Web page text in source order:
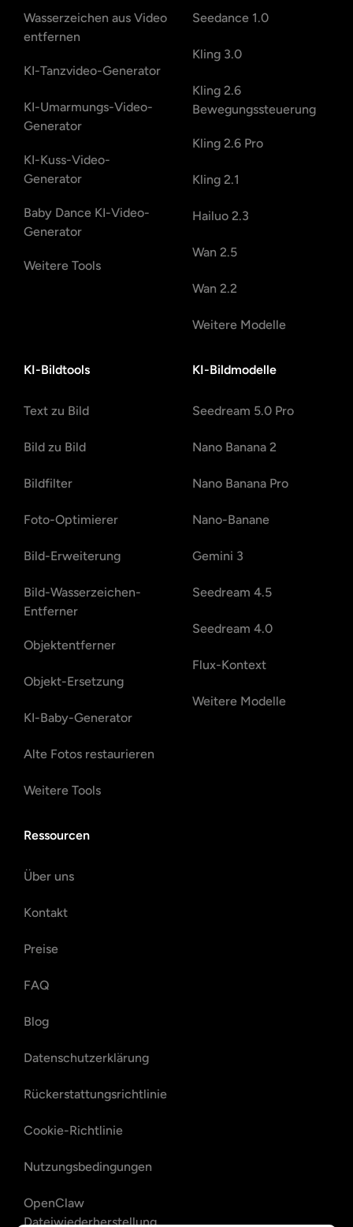
Wasserzeichen aus Video
entfernen
KI-Tanzvideo-Generator
KI-Umarmungs-Video-
Generator
KI-Kuss-Video-
Generator
Baby Dance KI-Video-
Generator
Weitere Tools
Seedance 1.0
Kling 3.0
Kling 2.6
Bewegungssteuerung
Kling 2.6 Pro
Kling 2.1
Hailuo 2.3
Wan 2.5
Wan 2.2
Weitere Modelle
KI-Bildtools
Text zu Bild
Bild zu Bild
Bildfilter
Foto-Optimierer
Bild-Erweiterung
Bild-Wasserzeichen-
Entferner
Objektentferner
Objekt-Ersetzung
KI-Baby-Generator
Alte Fotos restaurieren
Weitere Tools
KI-Bildmodelle
Seedream 5.0 Pro
Nano Banana 2
Nano Banana Pro
Nano-Banane
Gemini 3
Seedream 4.5
Seedream 4.0
Flux-Kontext
Weitere Modelle
Ressourcen
Über uns
Kontakt
Preise
FAQ
Blog
Datenschutzerklärung
Rückerstattungsrichtlinie
Cookie-Richtlinie
Nutzungsbedingungen
OpenClaw
Dateiwiederherstellung